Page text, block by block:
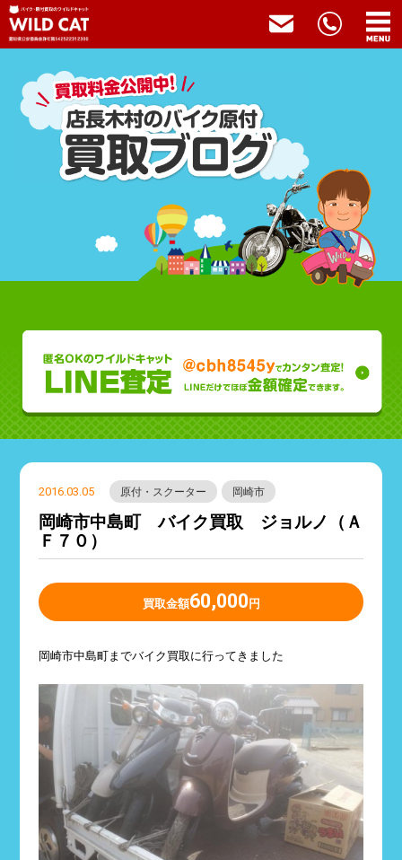
2016.03.05 原付・スクーター 岡崎市
岡崎市中島町 バイク買取 ジョルノ（Ａ
Ｆ７０）
買取金額60,000 円
岡崎市中島町までバイク買取に行ってきました